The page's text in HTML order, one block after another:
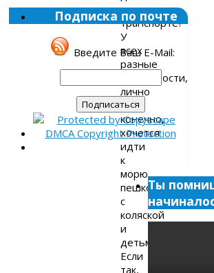
на
транспорте?
У
всех
разные
потребности,
лично
мне,
конечно,
хочется
идти
к
морю
пешком
с
коляской
и
детьми.
Если
так,
Подписка по почте
Введите Ваш E-Mail:
Ты